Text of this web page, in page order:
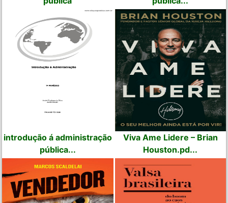
introdução á administração
pública...
Viva Ame Lidere – Brian
Houston.pd...